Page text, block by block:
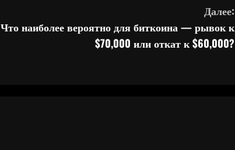
Далее:
Что наиболее вероятно для биткоина — рывок к
$70,000 или откат к $60,000?